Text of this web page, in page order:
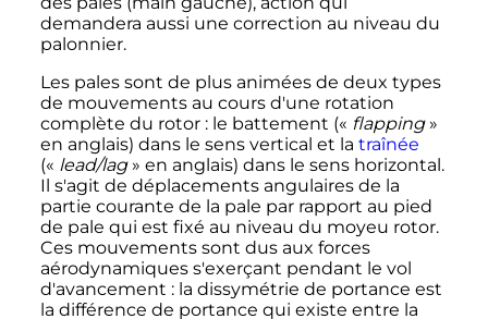
demandera aussi une correction au niveau du
palonnier.
Les pales sont de plus animées de deux types
de mouvements au cours d'une rotation
complète du rotor : le battement (« flapping »
en anglais) dans le sens vertical et la traînée
(« lead/lag » en anglais) dans le sens horizontal.
Il s'agit de déplacements angulaires de la
partie courante de la pale par rapport au pied
de pale qui est fixé au niveau du moyeu rotor.
Ces mouvements sont dus aux forces
aérodynamiques s'exerçant pendant le vol
d'avancement : la dissymétrie de portance est
la différence de portance qui existe entre la